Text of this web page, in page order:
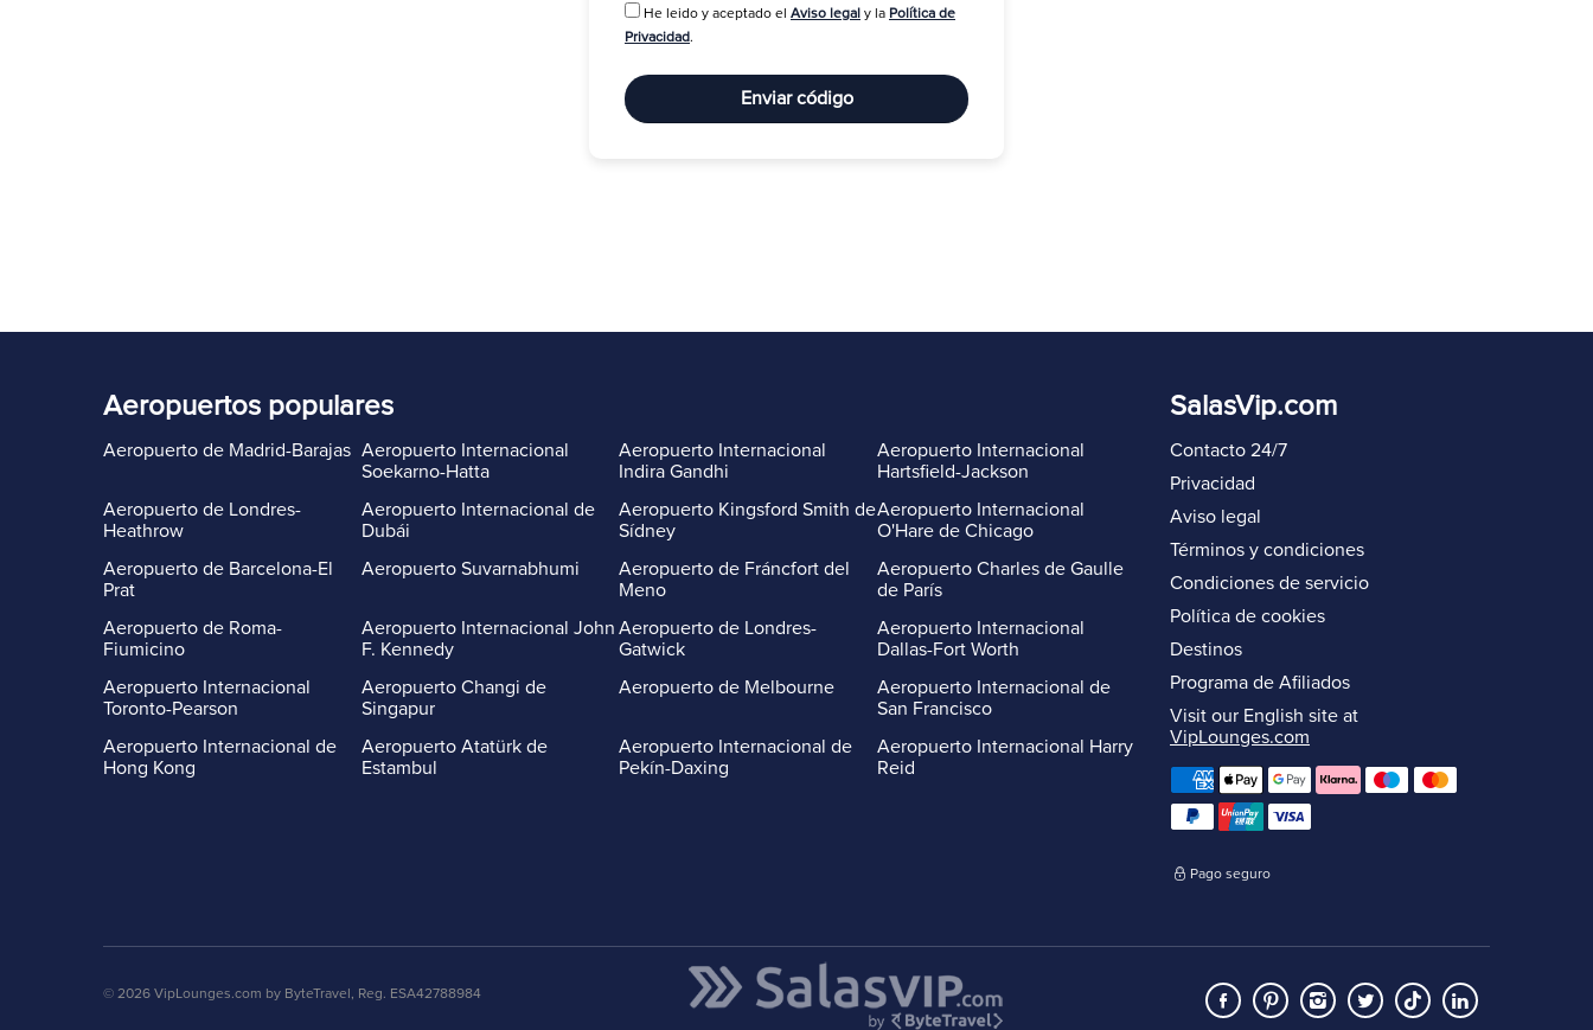
He leido y aceptado el Aviso legal y la Política de
Privacidad.
Enviar código
Aeropuertos populares
Aeropuerto de Madrid-Barajas
Aeropuerto de Londres-
Heathrow
Aeropuerto de Barcelona-El
Prat
Aeropuerto de Roma-
Fiumicino
Aeropuerto Internacional
Toronto-Pearson
Aeropuerto Internacional de
Hong Kong
Aeropuerto Internacional
Soekarno-Hatta
Aeropuerto Internacional de
Dubái
Aeropuerto Suvarnabhumi
Aeropuerto Internacional John
F. Kennedy
Aeropuerto Changi de
Singapur
Aeropuerto Atatürk de
Estambul
Aeropuerto Internacional
Indira Gandhi
Aeropuerto Kingsford Smith de
Sídney
Aeropuerto de Fráncfort del
Meno
Aeropuerto de Londres-
Gatwick
Aeropuerto de Melbourne
Aeropuerto Internacional de
Pekín-Daxing
Aeropuerto Internacional
Hartsfield-Jackson
Aeropuerto Internacional
O'Hare de Chicago
Aeropuerto Charles de Gaulle
de París
Aeropuerto Internacional
Dallas-Fort Worth
Aeropuerto Internacional de
San Francisco
Aeropuerto Internacional Harry
Reid
SalasVip.com
Contacto 24/7
Privacidad
Aviso legal
Términos y condiciones
Condiciones de servicio
Política de cookies
Destinos
Programa de Afiliados
Visit our English site at
VipLounges.com
Pago seguro
© 2026 VipLounges.com by ByteTravel, Reg. ESA42788984